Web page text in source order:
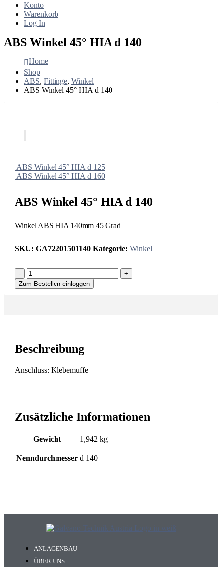
Konto
Warenkorb
Log In
ABS Winkel 45° HIA d 140
Home
Shop
ABS, Fittinge, Winkel
ABS Winkel 45° HIA d 140
ABS Winkel 45° HIA d 125
ABS Winkel 45° HIA d 160
ABS Winkel 45° HIA d 140
Winkel ABS HIA 140mm 45 Grad
SKU: GA72201501140 Kategorie: Winkel
-
+
Zum Bestellen einloggen
Beschreibung
Anschluss: Klebemuffe
Zusätzliche Informationen
Gewicht 1,942 kg
Nenndurchmesser d 140
ANLAGENBAU
ÜBER UNS